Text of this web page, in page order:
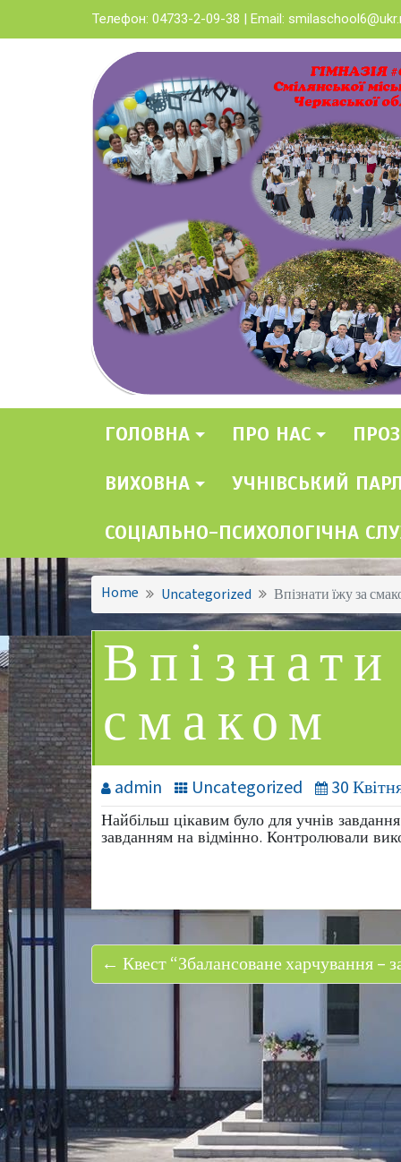
to
Телефон: 04733-2-09-38 | Email:
ГОЛОВНА ПРО НАС
ВИХОВНА УЧНІВСЬКИЙ
СОЦІАЛЬНО-ПСИХОЛОГІЧНА
Home Uncategorized Впізнати їжу за
смаком
admin Uncategorized 30
Найбільш цікавим було для учнів
завданням на відмінно. Контролювали
← Квест “Збалансоване харчування –